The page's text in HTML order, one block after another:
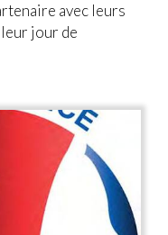
avec leurs
jour de